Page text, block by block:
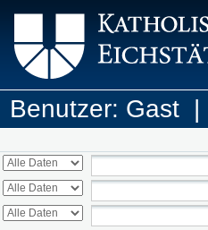
Benutzer: Gast |